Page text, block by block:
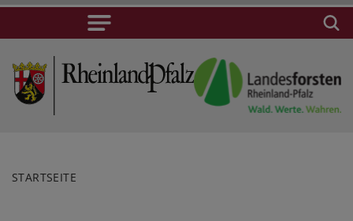
STARTSEITE